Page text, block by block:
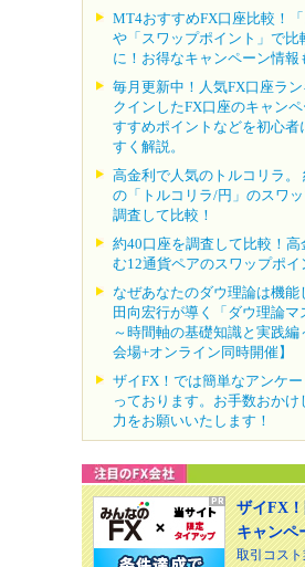
MT4おすすめFX口座比較！「
や「スワップポイント」で比
に！お得なキャンペーン情報
毎月更新中！人気FX口座ラ
クインしたFX口座のキャン
すすめポイントなどを初心者
すく解説。
高金利で人気のトルコリラ。
の「トルコリラ/円」のスワ
調査して比較！
約40口座を調査して比較！
む12通貨ペアのスワップポイ
なぜあなたのダウ理論は機能
田向宏行が導く「ダウ理論マ
～時間軸の基礎知識と実践編
会場+オンライン同時開催】
ザイFX！では簡単なアンケ
っております。お手数おかけ
力をお願いいたします！
ザイFX
キャンペ
取引コス